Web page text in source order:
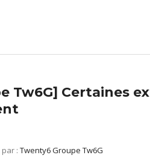
Tw6G] Certaines
: Twenty6 Groupe Tw6G